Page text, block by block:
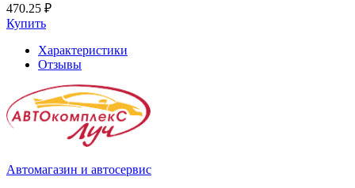
470.25 ₽
Купить
Характеристики
Отзывы
Автомагазин и автосервис